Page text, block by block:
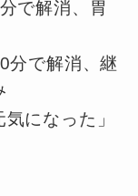
で解消、胃
分で解消、継
になった」